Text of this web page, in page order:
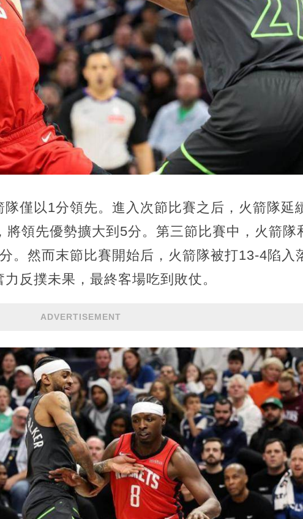
僅以1分領先。進入次節比賽之后，火箭隊延
領先優勢擴大到5分。第三節比賽中，火箭隊
。然而末節比賽開始后，火箭隊被打13-4陷入
反撲未果，最終客場吃到敗仗。
ADVERTISEMENT